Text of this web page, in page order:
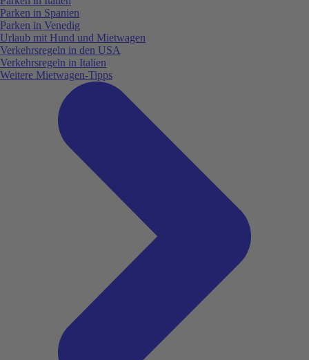
Parken in Spanien
Parken in Venedig
Urlaub mit Hund und Mietwagen
Verkehrsregeln in den USA
Verkehrsregeln in Italien
Weitere Mietwagen-Tipps